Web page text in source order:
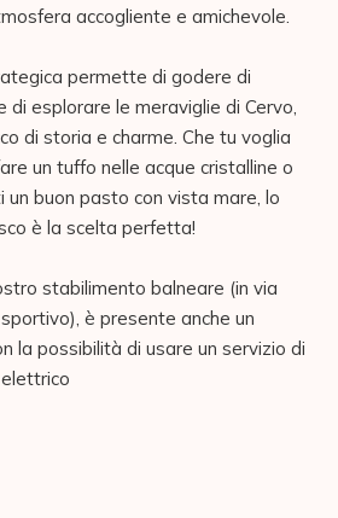
accogliente e amichevole.
permette di godere di
esplorare le meraviglie di Cervo,
di storia e charme. Che tu voglia
un tuffo nelle acque cristalline o
buon pasto con vista mare, lo
è la scelta perfetta!
stabilimento balneare (in via
è presente anche un
la possibilità di usare un servizio di